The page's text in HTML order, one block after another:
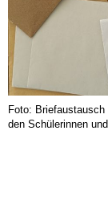
Foto:
den Schülerinnen